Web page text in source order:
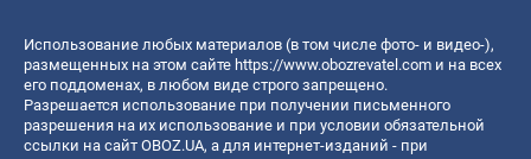
Использование любых материалов (в том числе фото- и видео-),
размещенных на этом сайте https://www.obozrevatel.com и на всех
его поддоменах, в любом виде строго запрещено.
Разрешается использование при получении письменного
разрешения на их использование и при условии обязательной
ссылки на сайт OBOZ.UA, а для интернет-изданий - при